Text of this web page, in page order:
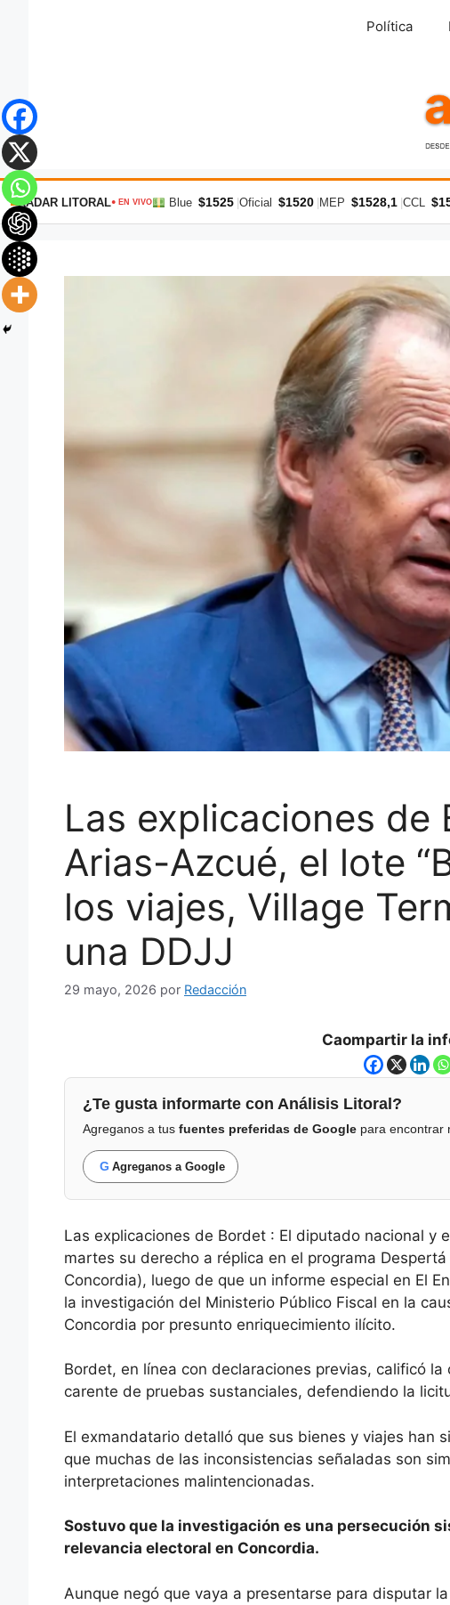
Política
RADAR LITORAL● EN VIVO Blue $1525 |Oficial $1520 |MEP $1528,1 |CCL
Las explicaciones de
Arias-Azcué, el lote
los viajes, Village
una DDJJ
29 mayo, 2026 por Redacción
Caompartir la
¿Te gusta informarte con Análisis Litoral?
Agreganos a tus fuentes preferidas de Google para encontrar
G Agreganos a Google
Las explicaciones de Bordet : El diputado nacional y
martes su derecho a réplica en el programa
Concordia), luego de que un informe especial en El
la investigación del Ministerio Público Fiscal en la
Concordia por presunto enriquecimiento ilícito.
Bordet, en línea con declaraciones previas, calificó
carente de pruebas sustanciales, defendiendo la
El exmandatario detalló que sus bienes y viajes han
que muchas de las inconsistencias señaladas son
interpretaciones malintencionadas.
Sostuvo que la investigación es una persecución
relevancia electoral en Concordia.
Aunque negó que vaya a presentarse para disputar